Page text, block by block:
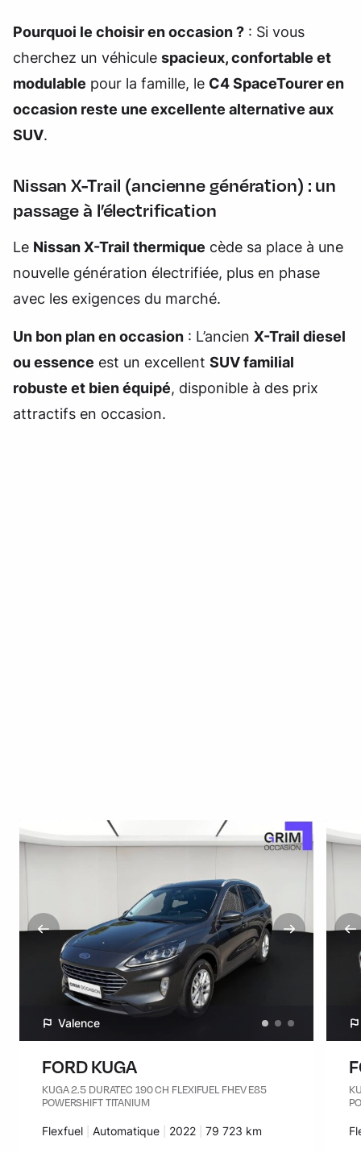
Pourquoi le choisir en occasion ? : Si vous
cherchez un véhicule spacieux, confortable et
modulable pour la famille, le C4 SpaceTourer en
occasion reste une excellente alternative aux
SUV.
Nissan X-Trail (ancienne génération) : un
passage à l’électrification
Le Nissan X-Trail thermique cède sa place à une
nouvelle génération électrifiée, plus en phase
avec les exigences du marché.
Un bon plan en occasion : L’ancien X-Trail diesel
ou essence est un excellent SUV familial
robuste et bien équipé, disponible à des prix
attractifs en occasion.
Valence
FORD KUGA
KUGA 2.5 DURATEC 190 CH FLEXIFUEL FHEV E85
POWERSHIFT TITANIUM
Carburant :
Flexfuel Transmission :
Automatique Années :
2022 Kilomètres :
79 723 km